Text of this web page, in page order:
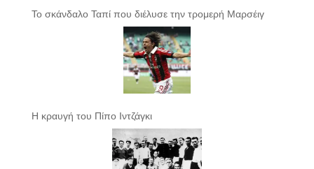
Το σκάνδαλο Ταπί που διέλυσε την τρομερή Μαρσέιγ
Η κραυγή του Πίπο Ιντζάγκι